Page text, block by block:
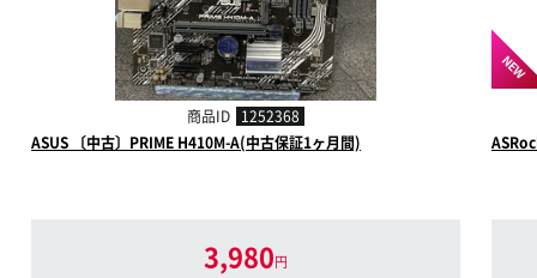
商品ID 1252368
ASUS 〔中古〕PRIME H410M-A(中古保証1ヶ月間)
3,980円
NEW